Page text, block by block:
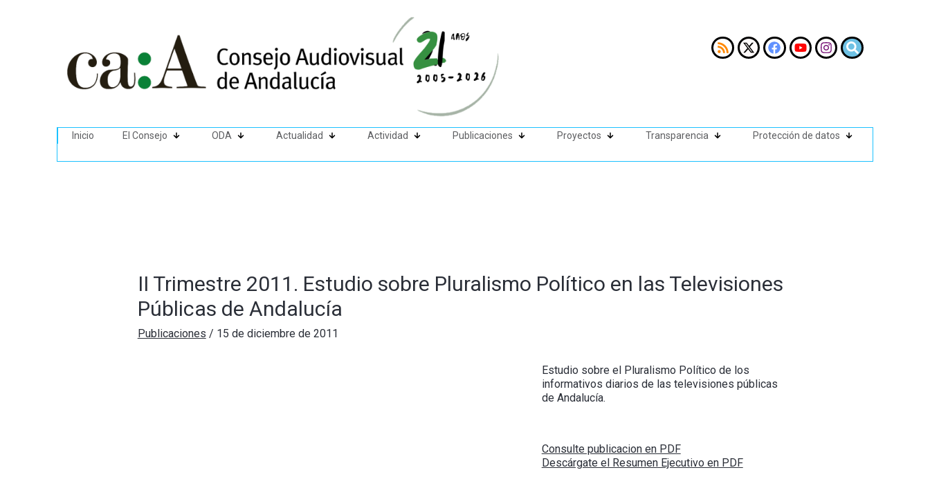
Inicio El Consejo ODA Actualidad Actividad Publicaciones Proyectos Transparencia Protección de datos
II Trimestre 2011. Estudio sobre Pluralismo Político en las Televisiones
Públicas de Andalucía
Publicaciones / 15 de diciembre de 2011
Estudio sobre el Pluralismo Político de los
informativos diarios de las televisiones públicas
de Andalucía.
Consulte publicacion en PDF
Descárgate el Resumen Ejecutivo en PDF